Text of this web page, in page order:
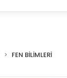
FEN BİLİMLERİ